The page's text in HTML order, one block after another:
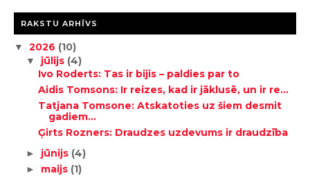
RAKSTU ARHĪVS
▼ 2026 (10)
▼ jūlijs (4)
Ivo Roderts: Tas ir bijis – paldies par to
Aidis Tomsons: Ir reizes, kad ir jāklusē, un ir re...
Tatjana Tomsone: Atskatoties uz šiem desmit
gadiem...
Ģirts Rozners: Draudzes uzdevums ir draudzība
► jūnijs (4)
► maijs (1)